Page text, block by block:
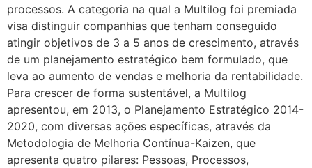
processos. A categoria na qual a Multilog foi premiada
visa distinguir companhias que tenham conseguido
atingir objetivos de 3 a 5 anos de crescimento, através
de um planejamento estratégico bem formulado, que
leva ao aumento de vendas e melhoria da rentabilidade.
Para crescer de forma sustentável, a Multilog
apresentou, em 2013, o Planejamento Estratégico 2014-
2020, com diversas ações específicas, através da
Metodologia de Melhoria Contínua-Kaizen, que
apresenta quatro pilares: Pessoas, Processos,